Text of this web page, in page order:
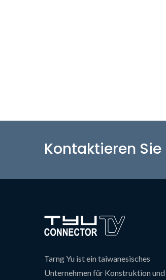
Kontaktieren Sie
Tarng Yu ist ein taiwanesisches
Unternehmen für Konstruktion und